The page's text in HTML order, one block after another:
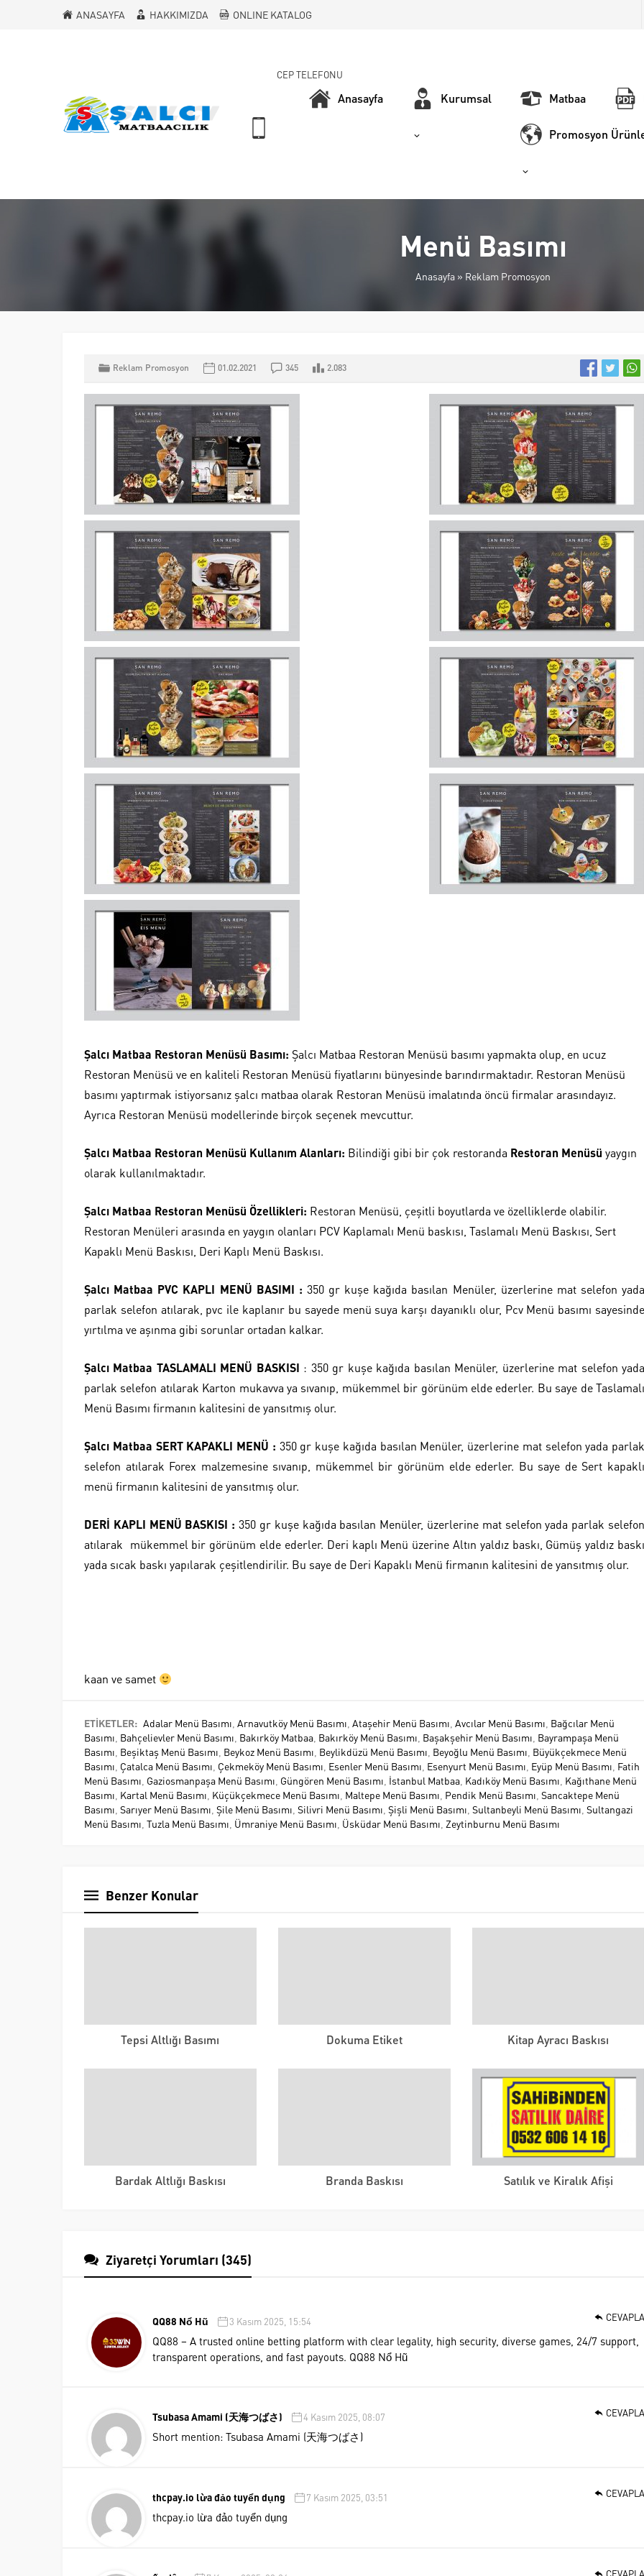
ANASAYFA HAKKIMIZDA ONLINE KATALOG
CEP TELEFONU
Anasayfa Kurumsal Matbaa
Promosyon
Menü Basımı
Anasayfa » Reklam Promosyon
Reklam Promosyon 01.02.2021 345 2.083
Şalcı Matbaa Restoran Menüsü Basımı: Şalcı Matbaa Restoran Menüsü basımı yapmakta olup, en ucuz
Restoran Menüsü ve en kaliteli Restoran Menüsü fiyatlarını bünyesinde barındırmaktadır. Restoran Menüsü
basımı yaptırmak istiyorsanız şalcı matbaa olarak Restoran Menüsü imalatında öncü firmalar arasındayız.
Ayrıca Restoran Menüsü modellerinde birçok seçenek mevcuttur.
Şalcı Matbaa Restoran Menüsü Kullanım Alanları: Bilindiği gibi bir çok restoranda Restoran Menüsü yaygın
olarak kullanılmaktadır.
Şalcı Matbaa Restoran Menüsü Özellikleri: Restoran Menüsü, çeşitli boyutlarda ve özelliklerde olabilir.
Restoran Menüleri arasında en yaygın olanları PCV Kaplamalı Menü baskısı, Taslamalı Menü Baskısı, Sert
Kapaklı Menü Baskısı, Deri Kaplı Menü Baskısı.
Şalcı Matbaa PVC KAPLI MENÜ BASIMI : 350 gr kuşe kağıda basılan Menüler, üzerlerine mat selefon yada
parlak selefon atılarak, pvc ile kaplanır bu sayede menü suya karşı dayanıklı olur, Pcv Menü basımı sayesinde
yırtılma ve aşınma gibi sorunlar ortadan kalkar.
Şalcı Matbaa TASLAMALI MENÜ BASKISI : 350 gr kuşe kağıda basılan Menüler, üzerlerine mat selefon yada
parlak selefon atılarak Karton mukavva ya sıvanıp, mükemmel bir görünüm elde ederler. Bu saye de Taslamalı
Menü Basımı firmanın kalitesini de yansıtmış olur.
Şalcı Matbaa SERT KAPAKLI MENÜ : 350 gr kuşe kağıda basılan Menüler, üzerlerine mat selefon yada parlak
selefon atılarak Forex malzemesine sıvanıp, mükemmel bir görünüm elde ederler. Bu saye de Sert kapaklı
menü firmanın kalitesini de yansıtmış olur.
DERİ KAPLI MENÜ BASKISI : 350 gr kuşe kağıda basılan Menüler, üzerlerine mat selefon yada parlak selefon
atılarak mükemmel bir görünüm elde ederler. Deri kaplı Menü üzerine Altın yaldız baskı, Gümüş yaldız baskı
yada sıcak baskı yapılarak çeşitlendirilir. Bu saye de Deri Kapaklı Menü firmanın kalitesini de yansıtmış olur.
kaan ve samet
ETİKETLER: Adalar Menü Basımı Arnavutköy Menü Basımı Ataşehir Menü Basımı Avcılar Menü Basımı Bağcılar Menü
Basımı Bahçelievler Menü Basımı Bakırköy Matbaa Bakırköy Menü Basımı Başakşehir Menü Basımı Bayrampaşa Menü
Basımı Beşiktaş Menü Basımı Beykoz Menü Basımı Beylikdüzü Menü Basımı Beyoğlu Menü Basımı Büyükçekmece Menü
Basımı Çatalca Menü Basımı Çekmeköy Menü Basımı Esenler Menü Basımı Esenyurt Menü Basımı Eyüp Menü Basımı Fatih
Menü Basımı Gaziosmanpaşa Menü Basımı Güngören Menü Basımı İstanbul Matbaa Kadıköy Menü Basımı Kağıthane Menü
Basımı Kartal Menü Basımı Küçükçekmece Menü Basımı Maltepe Menü Basımı Pendik Menü Basımı Sancaktepe Menü
Basımı Sarıyer Menü Basımı Şile Menü Basımı Silivri Menü Basımı Şişli Menü Basımı Sultanbeyli Menü Basımı Sultangazi
Menü Basımı Tuzla Menü Basımı Ümraniye Menü Basımı Üsküdar Menü Basımı Zeytinburnu Menü Basımı
Benzer Konular
Tepsi Altlığı Basımı Dokuma Etiket Kitap Ayracı Baskısı
Bardak Altlığı Baskısı Branda Baskısı Satılık ve Kiralık Afişi
Ziyaretçi Yorumları (345)
QQ88 Nổ Hũ 3 Kasım 2025, 15:54
QQ88 – A trusted online betting platform with clear legality, high security, diverse games, 24/7 support,
transparent operations, and fast payouts. QQ88 Nổ Hũ
CEVAPLA
Tsubasa Amami (天海つばさ) 4 Kasım 2025, 08:07
Short mention: Tsubasa Amami (天海つばさ)
CEVAPLA
thcpay.io lừa đảo tuyển dụng 7 Kasım 2025, 03:51
thcpay.io lừa đảo tuyển dụng
CEVAPLA
CEVAPLA